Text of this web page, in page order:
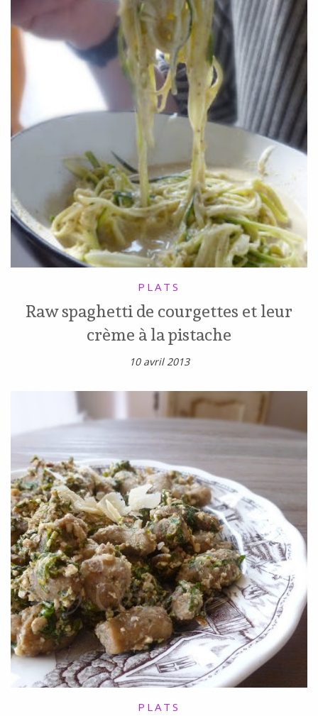
PLATS
Raw spaghetti de courgettes et leur
crème à la pistache
10 avril 2013
PLATS